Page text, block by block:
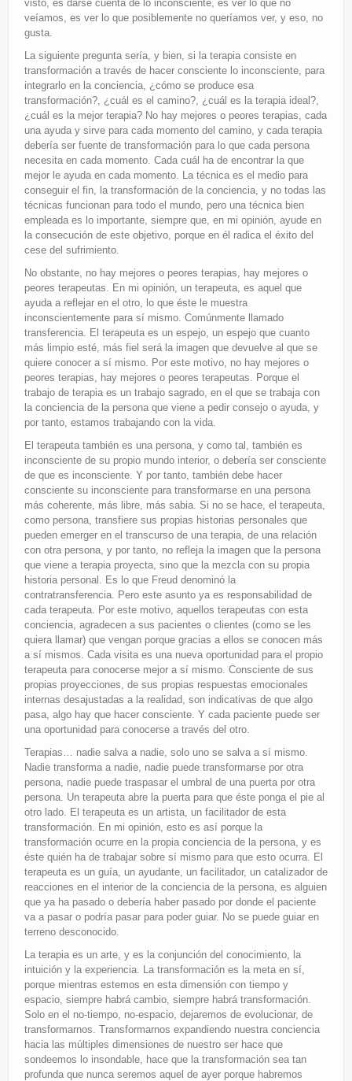
visto, es darse cuenta de lo inconsciente, es ver lo que no
veíamos, es ver lo que posiblemente no queríamos ver, y eso, no
gusta.
La siguiente pregunta sería, y bien, si la terapia consiste en
transformación a través de hacer consciente lo inconsciente, para
integrarlo en la conciencia, ¿cómo se produce esa
transformación?, ¿cuál es el camino?, ¿cuál es la terapia ideal?,
¿cuál es la mejor terapia? No hay mejores o peores terapias, cada
una ayuda y sirve para cada momento del camino, y cada terapia
debería ser fuente de transformación para lo que cada persona
necesita en cada momento. Cada cuál ha de encontrar la que
mejor le ayuda en cada momento. La técnica es el medio para
conseguir el fin, la transformación de la conciencia, y no todas las
técnicas funcionan para todo el mundo, pero una técnica bien
empleada es lo importante, siempre que, en mi opinión, ayude en
la consecución de este objetivo, porque en él radica el éxito del
cese del sufrimiento.
No obstante, no hay mejores o peores terapias, hay mejores o
peores terapeutas. En mi opinión, un terapeuta, es aquel que
ayuda a reflejar en el otro, lo que éste le muestra
inconscientemente para sí mismo. Comúnmente llamado
transferencia. El terapeuta es un espejo, un espejo que cuanto
más limpio esté, más fiel será la imagen que devuelve al que se
quiere conocer a sí mismo. Por este motivo, no hay mejores o
peores terapias, hay mejores o peores terapeutas. Porque el
trabajo de terapia es un trabajo sagrado, en el que se trabaja con
la conciencia de la persona que viene a pedir consejo o ayuda, y
por tanto, estamos trabajando con la vida.
El terapeuta también es una persona, y como tal, también es
inconsciente de su propio mundo interior, o debería ser consciente
de que es inconsciente. Y por tanto, también debe hacer
consciente su inconsciente para transformarse en una persona
más coherente, más libre, más sabia. Si no se hace, el terapeuta,
como persona, transfiere sus propias historias personales que
pueden emerger en el transcurso de una terapia, de una relación
con otra persona, y por tanto, no refleja la imagen que la persona
que viene a terapia proyecta, sino que la mezcla con su propia
historia personal. Es lo que Freud denominó la
contratransferencia. Pero este asunto ya es responsabilidad de
cada terapeuta. Por este motivo, aquellos terapeutas con esta
conciencia, agradecen a sus pacientes o clientes (como se les
quiera llamar) que vengan porque gracias a ellos se conocen más
a sí mismos. Cada visita es una nueva oportunidad para el propio
terapeuta para conocerse mejor a sí mismo. Consciente de sus
propias proyecciones, de sus propias respuestas emocionales
internas desajustadas a la realidad, son indicativas de que algo
pasa, algo hay que hacer consciente. Y cada paciente puede ser
una oportunidad para conocerse a través del otro.
Terapias… nadie salva a nadie, solo uno se salva a sí mismo.
Nadie transforma a nadie, nadie puede transformarse por otra
persona, nadie puede traspasar el umbral de una puerta por otra
persona. Un terapeuta abre la puerta para que éste ponga el pie al
otro lado. El terapeuta es un artista, un facilitador de esta
transformación. En mi opinión, esto es así porque la
transformación ocurre en la propia conciencia de la persona, y es
éste quién ha de trabajar sobre sí mismo para que esto ocurra. El
terapeuta es un guía, un ayudante, un facilitador, un catalizador de
reacciones en el interior de la conciencia de la persona, es alguien
que ya ha pasado o debería haber pasado por donde el paciente
va a pasar o podría pasar para poder guiar. No se puede guiar en
terreno desconocido.
La terapia es un arte, y es la conjunción del conocimiento, la
intuición y la experiencia. La transformación es la meta en sí,
porque mientras estemos en esta dimensión con tiempo y
espacio, siempre habrá cambio, siempre habrá transformación.
Solo en el no-tiempo, no-espacio, dejaremos de evolucionar, de
transformarnos. Transformarnos expandiendo nuestra conciencia
hacia las múltiples dimensiones de nuestro ser hace que
sondeemos lo insondable, hace que la transformación sea tan
profunda que nunca seremos aquel de ayer porque habremos